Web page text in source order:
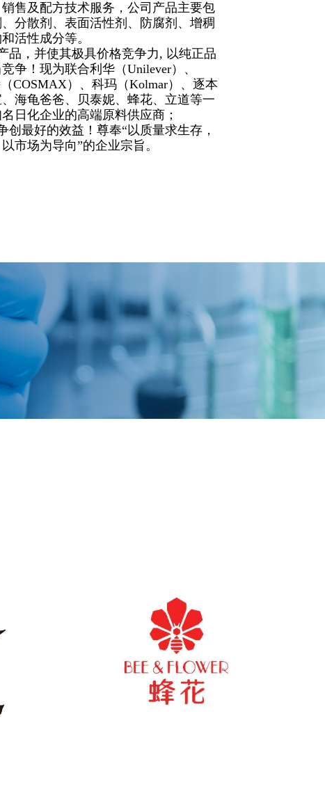
售及配方技术服务，公司产品主要包
分散剂、表面活性剂、防腐剂、增稠
活性成分等。
品，并使其极具价格竞争力, 以纯正品
争！现为联合利华（Unilever）、
COSMAX）、科玛（Kolmar）、逐本
、海龟爸爸、贝泰妮、蜂花、立道等一
日化企业的高端原料供应商；
创最好的效益！尊奉“以质量求生存，
市场为导向”的企业宗旨。